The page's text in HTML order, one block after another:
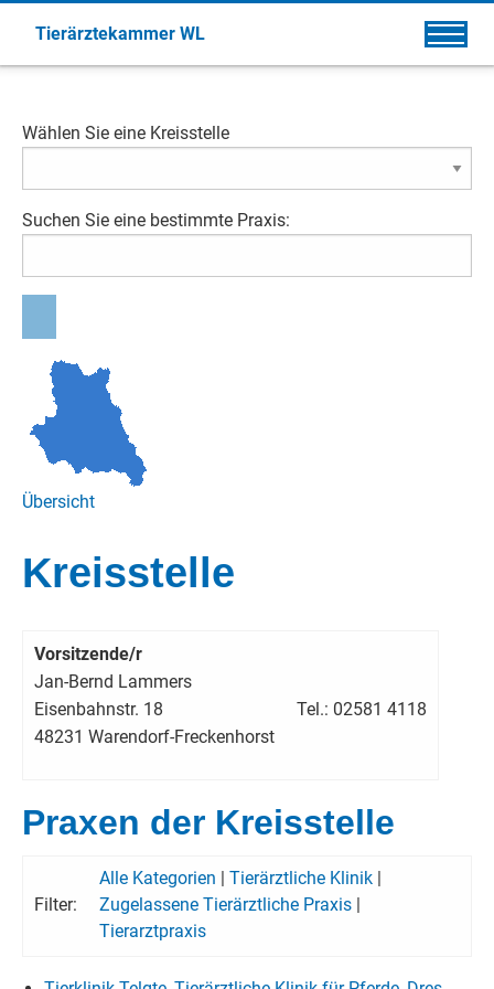
Tierärztekammer WL
Wählen Sie eine Kreisstelle
Suchen Sie eine bestimmte Praxis:
Übersicht
Kreisstelle
Vorsitzende/r
Jan-Bernd Lammers
Eisenbahnstr. 18
48231 Warendorf-Freckenhorst
Tel.: 02581 4118
Praxen der Kreisstelle
Filter:
Alle Kategorien Tierärztliche Klinik
Zugelassene Tierärztliche Praxis
Tierarztpraxis